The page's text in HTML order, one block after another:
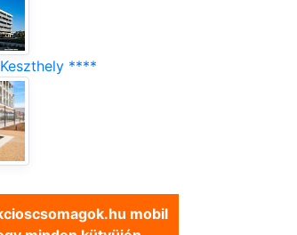
****
mobil